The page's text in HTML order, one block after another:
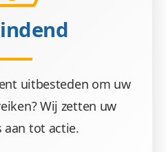
uitbesteden om uw
Wij zetten uw
aan tot actie.